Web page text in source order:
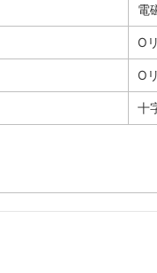
電
O
O
十